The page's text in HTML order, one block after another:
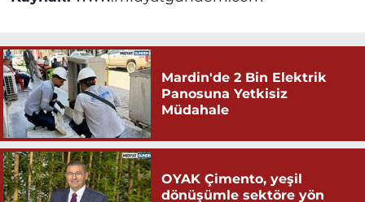
Mardin'de 2 Bin Elektrik
Panosuna Yetkisiz
Müdahale
OYAK Çimento, yeşil
dönüşümle sektöre yön